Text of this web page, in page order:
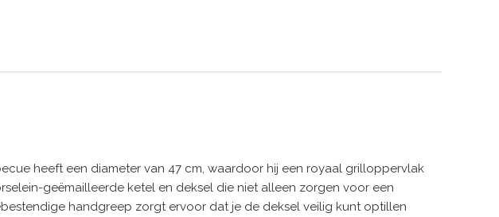
heeft een diameter van 47 cm, waardoor hij een royaal grilloppervlak
geëmailleerde ketel en deksel die niet alleen zorgen voor een
handgreep zorgt ervoor dat je de deksel veilig kunt optillen